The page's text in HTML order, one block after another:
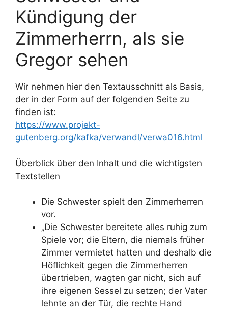
Kündigung der
Zimmerherrn, als sie
Gregor sehen
Wir nehmen hier den Textausschnitt als Basis,
der in der Form auf der folgenden Seite zu
finden ist:
https://www.projekt-
gutenberg.org/kafka/verwandl/verwa016.html
Überblick über den Inhalt und die wichtigsten
Textstellen
Die Schwester spielt den Zimmerherren
vor.
„Die Schwester bereitete alles ruhig zum
Spiele vor; die Eltern, die niemals früher
Zimmer vermietet hatten und deshalb die
Höflichkeit gegen die Zimmerherren
übertrieben, wagten gar nicht, sich auf
ihre eigenen Sessel zu setzen; der Vater
lehnte an der Tür, die rechte Hand